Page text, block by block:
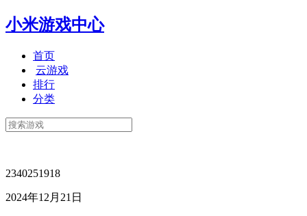
小米游戏中心
首页
云游戏
排行
分类
2340251918
2024年12月21日